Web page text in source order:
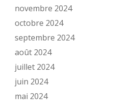
novembre 2024
octobre 2024
septembre 2024
août 2024
juillet 2024
juin 2024
mai 2024